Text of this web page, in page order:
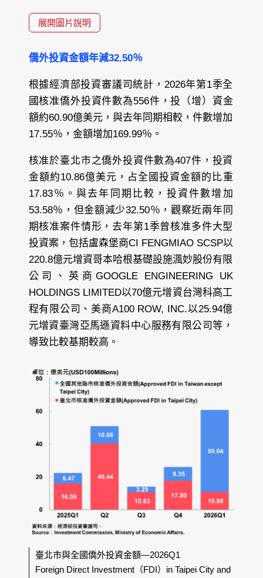
展開圖片說明
僑外投資金額年減32.50％
根據經濟部投資審議司統計，2026年第1季全
國核准僑外投資件數為556件，投（增）資金
額約60.90億美元，與去年同期相較，件數增加
17.55％，金額增加169.99％。
核准於臺北市之僑外投資件數為407件，投資
金額約10.86億美元，占全國投資金額的比重
17.83％。與去年同期比較，投資件數增加
53.58％，但金額減少32.50％，觀察近兩年同
期核准案件情形，去年第1季曾核准多件大型
投資案，包括盧森堡商CI FENGMIAO SCSP以
220.8億元增資哥本哈根基礎設施渢妙股份有限
公司、英商GOOGLE ENGINEERING UK
HOLDINGS LIMITED以70億元增資台灣科高工
程有限公司、美商A100 ROW, INC.以25.94億
元增資臺灣亞馬遜資料中心服務有限公司等，
導致比較基期較高。
臺北市與全國僑外投資金額—2026Q1
Foreign Direct Investment（FDI）in Taipei City and